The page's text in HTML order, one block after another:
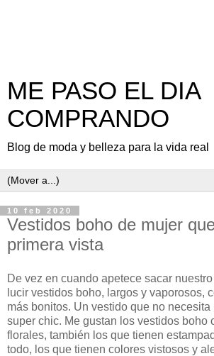
ME PASO EL DIA
COMPRANDO
Blog de moda y belleza para la vida real
10 feb 2020
Vestidos boho de mujer
primera vista
De vez en cuando apetece sacar
lucir vestidos boho, largos y vaporosos,
más bonitos. Un vestido que no necesita
super chic. Me gustan los vestidos boho
florales, también los que tienen
todo, los que tienen colores vistosos y